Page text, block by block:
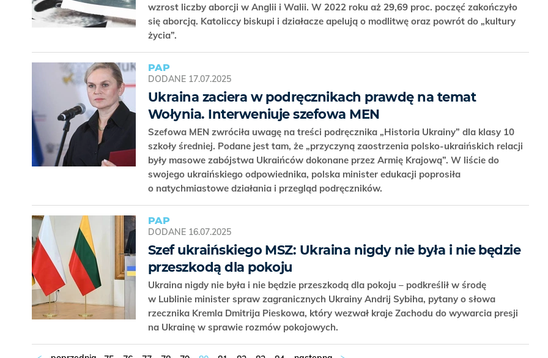
wzrost liczby aborcji w Anglii i Walii. W 2022 roku aż 29,69 proc. poczęć zakończyło
się aborcją. Katoliccy biskupi i działacze apelują o modlitwę oraz powrót do „kultury
życia”.
PAP
DODANE 17.07.2025
Ukraina zaciera w podręcznikach prawdę na temat
Wołynia. Interweniuje szefowa MEN
Szefowa MEN zwróciła uwagę na treści podręcznika „Historia Ukrainy” dla klasy 10
szkoły średniej. Podane jest tam, że „przyczyną zaostrzenia polsko-ukraińskich relacji
były masowe zabójstwa Ukraińców dokonane przez Armię Krajową”. W liście do
swojego ukraińskiego odpowiednika, polska minister edukacji poprosiła
o natychmiastowe działania i przegląd podręczników.
PAP
DODANE 16.07.2025
Szef ukraińskiego MSZ: Ukraina nigdy nie była i nie będzie
przeszkodą dla pokoju
Ukraina nigdy nie była i nie będzie przeszkodą dla pokoju – podkreślił w środę
w Lublinie minister spraw zagranicznych Ukrainy Andrij Sybiha, pytany o słowa
rzecznika Kremla Dmitrija Pieskowa, który wezwał kraje Zachodu do wywarcia presji
na Ukrainę w sprawie rozmów pokojowych.